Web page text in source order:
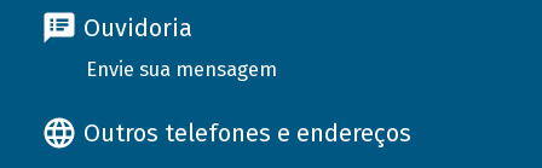
Ouvidoria
Envie sua mensagem
Outros telefones e endereços